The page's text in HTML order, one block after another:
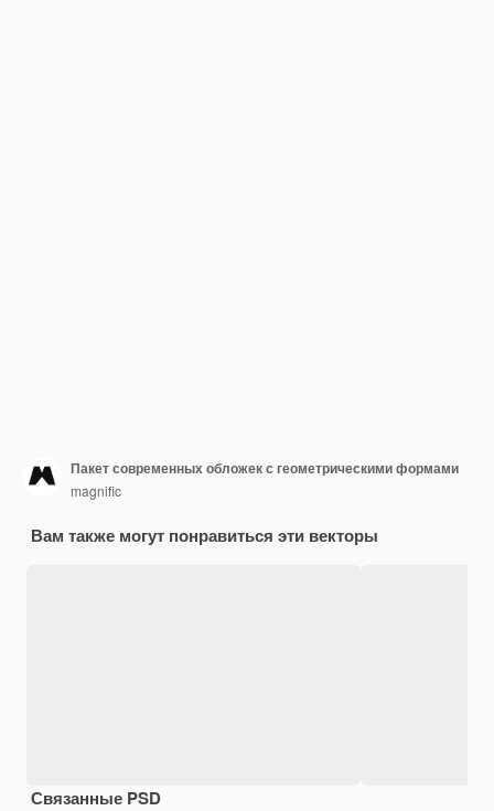
Пакет современных обложек с геометрическими формами
magnific
Вам также могут понравиться эти векторы
Связанные PSD